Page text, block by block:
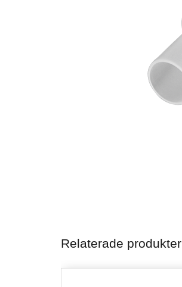
Relaterade produkter